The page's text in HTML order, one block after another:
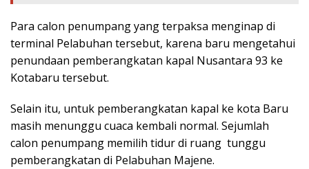
Para calon penumpang yang terpaksa menginap di
terminal Pelabuhan tersebut, karena baru mengetahui
penundaan pemberangkatan kapal Nusantara 93 ke
Kotabaru tersebut.
Selain itu, untuk pemberangkatan kapal ke kota Baru
masih menunggu cuaca kembali normal. Sejumlah
calon penumpang memilih tidur di ruang tunggu
pemberangkatan di Pelabuhan Majene.